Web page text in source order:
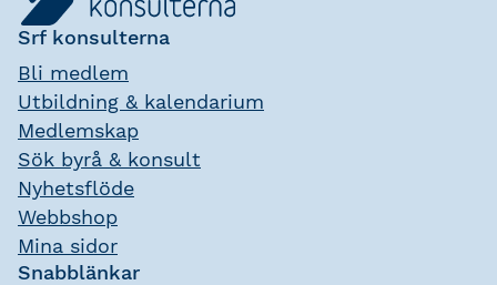
Srf konsulterna
Bli medlem
Utbildning & kalendarium
Medlemskap
Sök byrå & konsult
Nyhetsflöde
Webbshop
Mina sidor
Snabblänkar